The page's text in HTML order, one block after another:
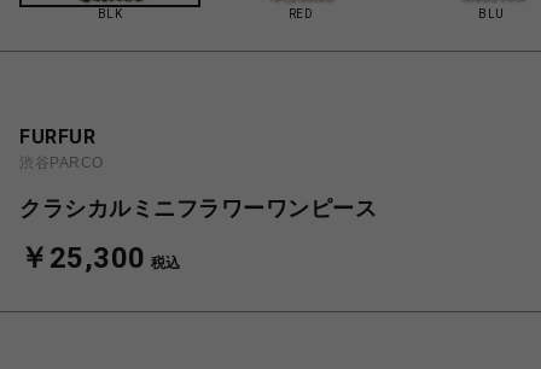
BLK RED BLU
FURFUR
渋谷PARCO
クラシカルミニフラワーワンピース
￥25,300 税込